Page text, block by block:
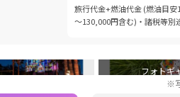
旅行代金+燃油代金 (燃油目安
～130,000円含む)・諸税等別
フォトギ
※